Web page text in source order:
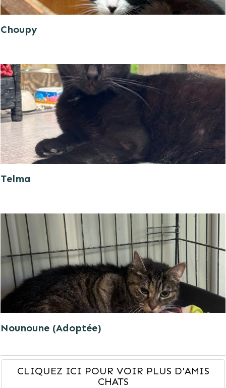
Choupy
Telma
Nounoune (Adoptée)
CLIQUEZ ICI POUR VOIR PLUS D'AMIS
CHATS